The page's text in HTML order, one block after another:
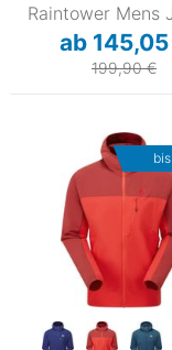
Raintower Mens
ab
199,90 €
bis